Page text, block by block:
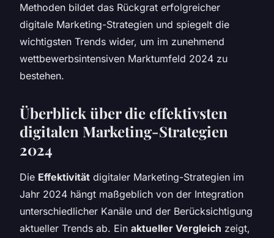
Methoden bildet das Rückgrat erfolgreicher
digitale Marketing-Strategien und spiegelt die
wichtigsten Trends wider, um im zunehmend
wettbewerbsintensiven Marktumfeld 2024 zu
bestehen.
Überblick über die effektivsten
digitalen Marketing-Strategien
2024
Die Effektivität digitaler Marketing-Strategien im
Jahr 2024 hängt maßgeblich von der Integration
unterschiedlicher Kanäle und der Berücksichtigung
aktueller Trends ab. Ein aktueller Vergleich zeigt,